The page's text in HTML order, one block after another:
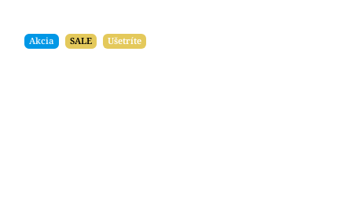
Akcia SALE Ušetríte